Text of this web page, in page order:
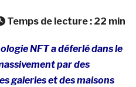
Temps de lecture : 22 min
NFT a déferlé dans le
par des
galeries et des maisons